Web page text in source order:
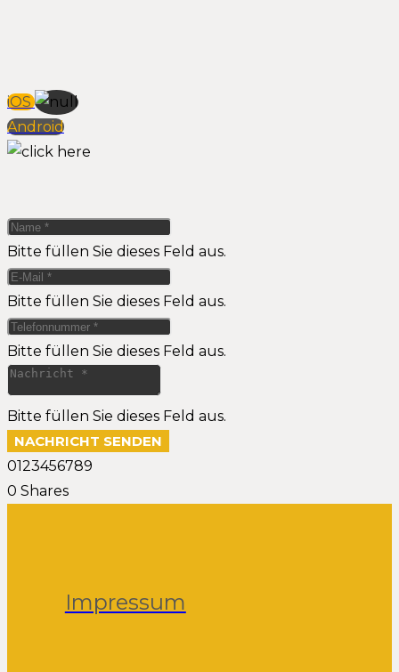
iOS
Android
Bitte füllen Sie dieses Feld aus.
Bitte füllen Sie dieses Feld aus.
Bitte füllen Sie dieses Feld aus.
Bitte füllen Sie dieses Feld aus.
NACHRICHT SENDEN
0123456789
0 Shares
Impressum